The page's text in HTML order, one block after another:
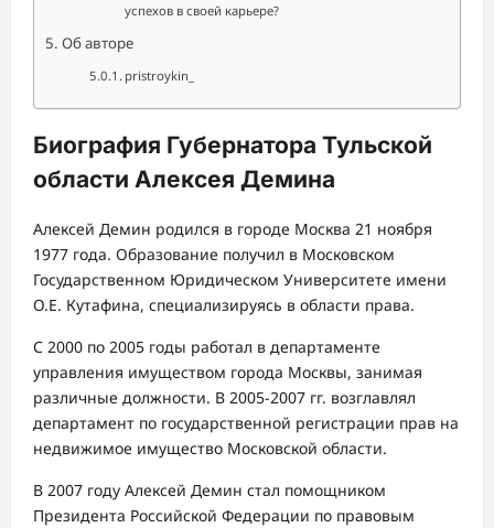
успехов в своей карьере?
Об авторе
pristroykin_
Биография Губернатора Тульской
области Алексея Демина
Алексей Демин родился в городе Москва 21 ноября
1977 года. Образование получил в Московском
Государственном Юридическом Университете имени
О.Е. Кутафина, специализируясь в области права.
С 2000 по 2005 годы работал в департаменте
управления имуществом города Москвы, занимая
различные должности. В 2005-2007 гг. возглавлял
департамент по государственной регистрации прав на
недвижимое имущество Московской области.
В 2007 году Алексей Демин стал помощником
Президента Российской Федерации по правовым